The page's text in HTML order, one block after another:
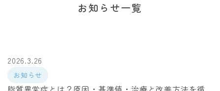
お知らせ一覧
2026.3.26
お知らせ